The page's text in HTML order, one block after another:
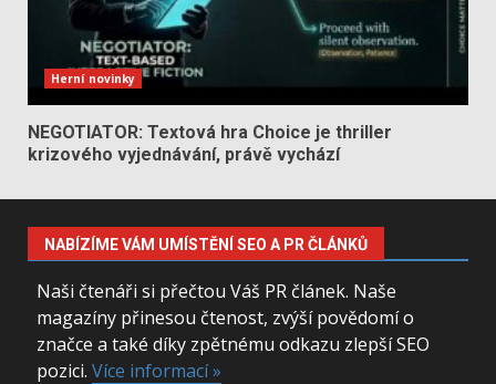
Herní novinky
NEGOTIATOR: Textová hra Choice je thriller
krizového vyjednávání, právě vychází
NABÍZÍME VÁM UMÍSTĚNÍ SEO A PR ČLÁNKŮ
Naši čtenáři si přečtou Váš PR článek. Naše
magazíny přinesou čtenost, zvýší povědomí o
značce a také díky zpětnému odkazu zlepší SEO
pozici. Více informací »